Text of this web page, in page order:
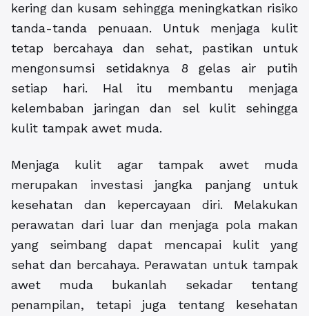
kering dan kusam sehingga meningkatkan risiko
tanda-tanda penuaan. Untuk menjaga kulit
tetap bercahaya dan sehat, pastikan untuk
mengonsumsi setidaknya 8 gelas air putih
setiap hari. Hal itu membantu menjaga
kelembaban jaringan dan sel kulit sehingga
kulit tampak awet muda.
Menjaga kulit agar tampak awet muda
merupakan investasi jangka panjang untuk
kesehatan dan kepercayaan diri. Melakukan
perawatan dari luar dan menjaga pola makan
yang seimbang dapat mencapai kulit yang
sehat dan bercahaya. Perawatan untuk tampak
awet muda bukanlah sekadar tentang
penampilan, tetapi juga tentang kesehatan